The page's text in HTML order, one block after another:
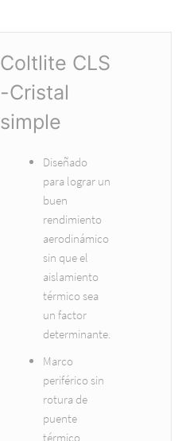
Coltlite CLS
-Cristal
simple
Diseñado
para lograr un
buen
rendimiento
aerodinámico
sin que el
aislamiento
térmico sea
un factor
determinante.
Marco
periférico sin
rotura de
puente
térmico.